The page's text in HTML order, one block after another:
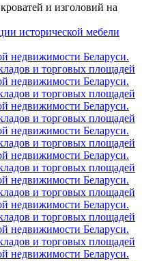
и изголовий на
исторической мебели
недвижимости Беларуси.
и торговых площадей
недвижимости Беларуси.
и торговых площадей
недвижимости Беларуси.
и торговых площадей
недвижимости Беларуси.
и торговых площадей
недвижимости Беларуси.
и торговых площадей
недвижимости Беларуси.
и торговых площадей
недвижимости Беларуси.
и торговых площадей
недвижимости Беларуси.
и торговых площадей
недвижимости Беларуси.